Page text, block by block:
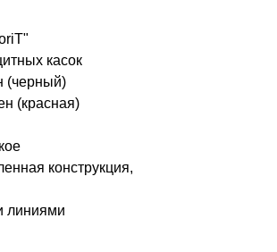
касок
(черный)
(красная)
конструкция,
линиями